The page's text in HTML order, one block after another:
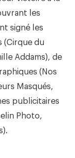
les
signé les
(Cirque du
Addams), de
(Nos
Masqués,
publicitaires
Photo,